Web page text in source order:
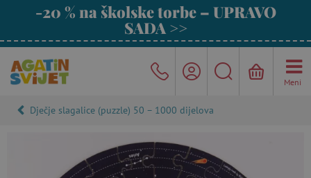
-20 % na školske torbe – UPRAVO
SADA >>
Meni
Dječje slagalice (puzzle) 50 – 1000 dijelova